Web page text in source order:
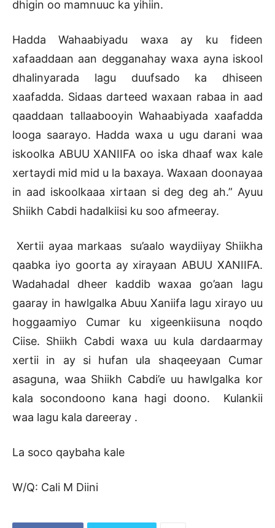
dhigin oo mamnuuc ka yihiin.
Hadda Wahaabiyadu waxa ay ku fideen
xafaaddaan aan degganahay waxa ayna iskool
dhalinyarada lagu duufsado ka dhiseen
xaafadda. Sidaas darteed waxaan rabaa in aad
qaaddaan tallaabooyin Wahaabiyada xaafadda
looga saarayo. Hadda waxa u ugu darani waa
iskoolka ABUU XANIIFA oo iska dhaaf wax kale
xertaydi mid mid u la baxaya. Waxaan doonayaa
in aad iskoolkaaa xirtaan si deg deg ah.” Ayuu
Shiikh Cabdi hadalkiisi ku soo afmeeray.
Xertii ayaa markaas su’aalo waydiiyay Shiikha
qaabka iyo goorta ay xirayaan ABUU XANIIFA.
Wadahadal dheer kaddib waxaa go’aan lagu
gaaray in hawlgalka Abuu Xaniifa lagu xirayo uu
hoggaamiyo Cumar ku xigeenkiisuna noqdo
Ciise. Shiikh Cabdi waxa uu kula dardaarmay
xertii in ay si hufan ula shaqeeyaan Cumar
asaguna, waa Shiikh Cabdi’e uu hawlgalka kor
kala socondoono kana hagi doono. Kulankii
waa lagu kala dareeray .
La soco qaybaha kale
W/Q: Cali M Diini